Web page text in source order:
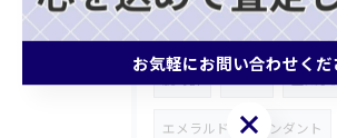
ブランド財布 ROLEX
エメラルド ペンダント
お気軽にお問い合わせくだ
お気軽にお問い合わせくだ